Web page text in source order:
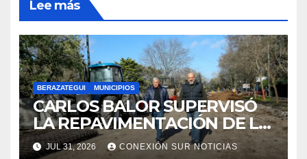
Lee más
BERAZATEGUI MUNICIPIOS
CARLOS BALOR SUPERVISÓ
LA REPAVIMENTACIÓN DE LA
AVENIDA AGOTE EN
JUL 31, 2026 CONEXIÓN SUR NOTICIAS